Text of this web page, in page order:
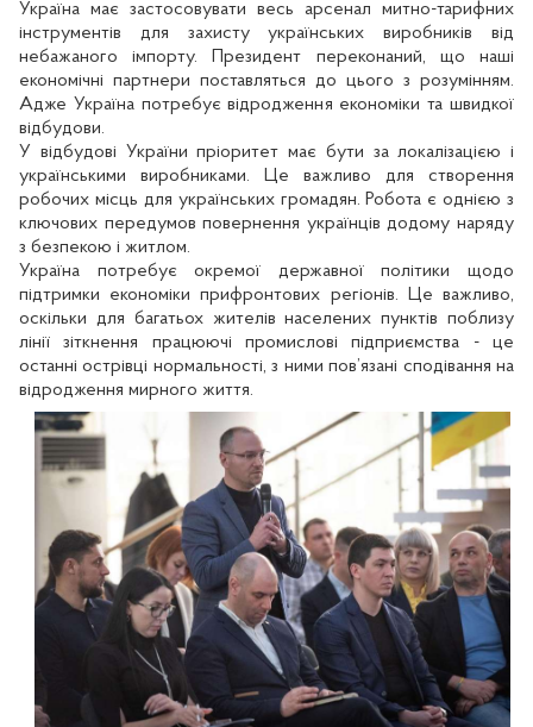
Україна має застосовувати весь арсенал митно-тарифних
інструментів для захисту українських виробників від
небажаного імпорту. Президент переконаний, що наші
економічні партнери поставляться до цього з розумінням.
Адже Україна потребує відродження економіки та швидкої
відбудови.
У відбудові України пріоритет має бути за локалізацією і
українськими виробниками. Це важливо для створення
робочих місць для українських громадян. Робота є однією з
ключових передумов повернення українців додому наряду
з безпекою і житлом.
Україна потребує окремої державної політики щодо
підтримки економіки прифронтових регіонів. Це важливо,
оскільки для багатьох жителів населених пунктів поблизу
лінії зіткнення працюючі промислові підприємства - це
останні острівці нормальності, з ними пов’язані сподівання на
відродження мирного життя.